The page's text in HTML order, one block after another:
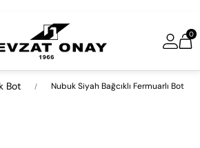
0
Bot Nubuk Siyah Bağcıklı Fermuarlı Bot